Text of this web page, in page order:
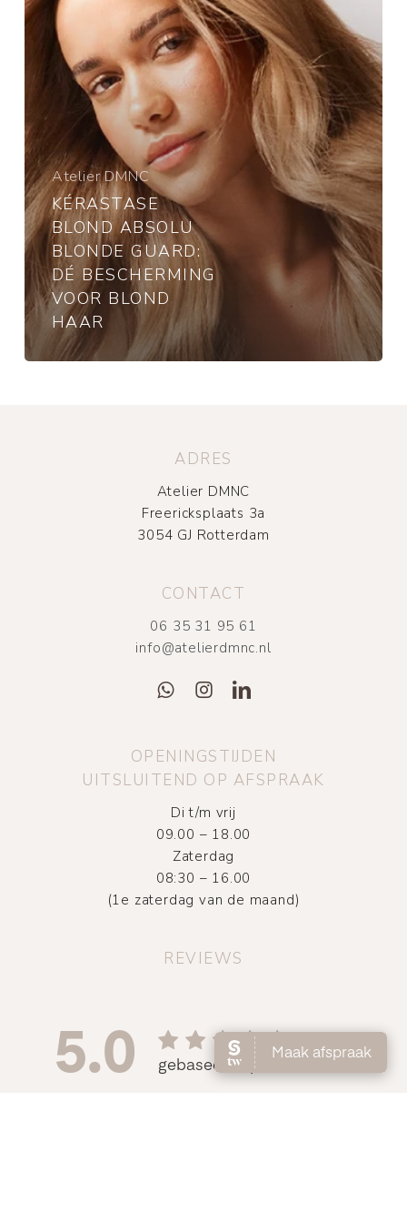
bescherming
voor
blond
haar
Atelier DMNC
KÉRASTASE
BLOND ABSOLU
BLONDE GUARD:
DÉ BESCHERMING
VOOR BLOND
HAAR
ADRES
Atelier DMNC
Freericksplaats 3a
3054 GJ Rotterdam
CONTACT
06 35 31 95 61
info@atelierdmnc.nl
OPENINGSTIJDEN
UITSLUITEND OP AFSPRAAK
Di t/m vrij
09.00 – 18.00
Zaterdag
08:30 – 16.00
(1e zaterdag van de maand)
REVIEWS